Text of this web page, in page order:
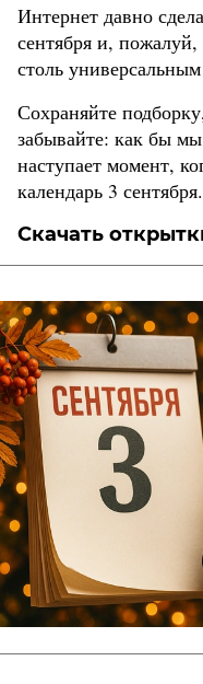
Интернет давно
сентября и, пожалуй,
столь
Сохраняйте
забывайте: как бы
наступает момент,
календарь 3 сентября.
Скачать